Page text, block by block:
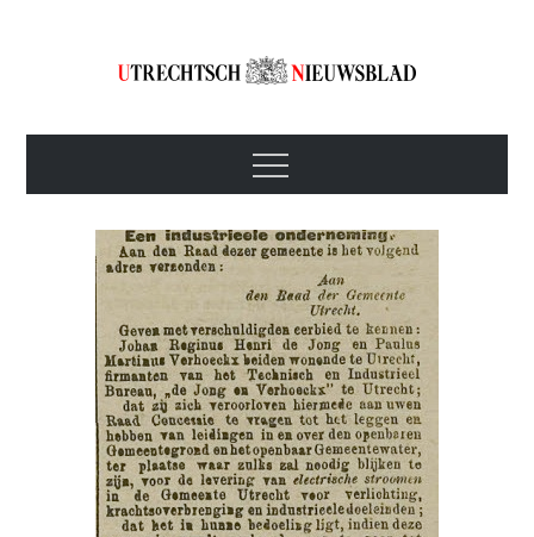
Utrechtsch
Nieuwsblad
1893-1967
Menu